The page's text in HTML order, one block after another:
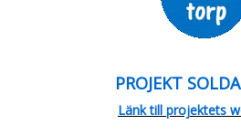
PROJEKT
Länk till projektets